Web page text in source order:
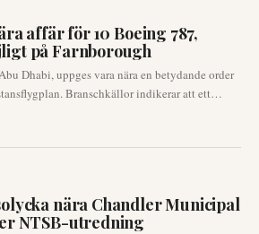
affär för 10 Boeing 787,
på Farnborough
Dhabi, uppges vara nära en betydande order
Branschkällor indikerar att ett
vid den kommande Farnborough
nära Chandler Municipal
NTSB-utredning